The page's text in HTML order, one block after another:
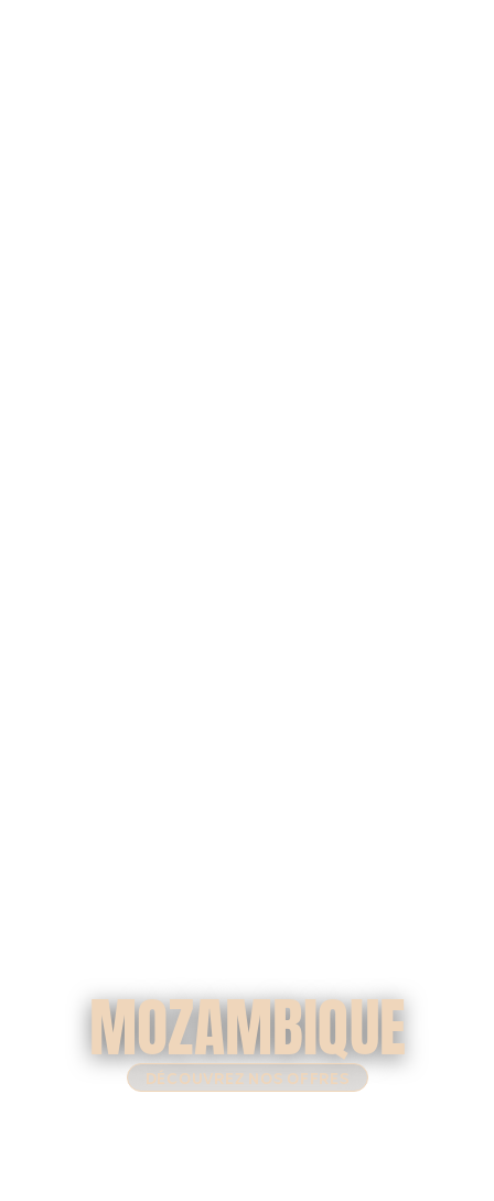
MOZAMBIQUE
DÉCOUVREZ NOS OFFRES